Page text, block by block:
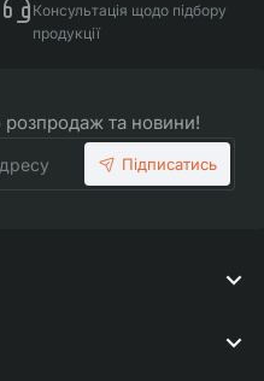
Консультація щодо підбору
продукції
та новини!
Підписатись